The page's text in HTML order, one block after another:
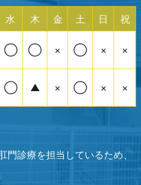
水 木 金 土 日 祝
◯ ◯ × ◯ × ×
◯ ▲ × ◯ × ×
診療を担当しているため、